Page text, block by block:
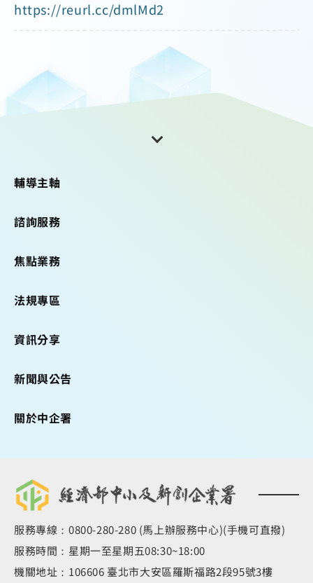
https://reurl.cc/dmlMd2
輔導主軸
諮詢服務
焦點業務
法規專區
資訊分享
新聞與公告
關於中企署
服務專線：0800-280-280 (馬上辦服務中心)(手機可直撥)
服務時間：星期一至星期五08:30~18:00
機關地址：106606 臺北市大安區羅斯福路2段95號3樓